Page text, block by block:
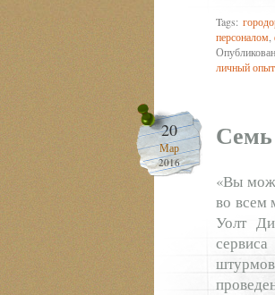
Tags:
персоналом
личный опыт
20
Мар
2016
Семь
«Вы
во всем
Уолт